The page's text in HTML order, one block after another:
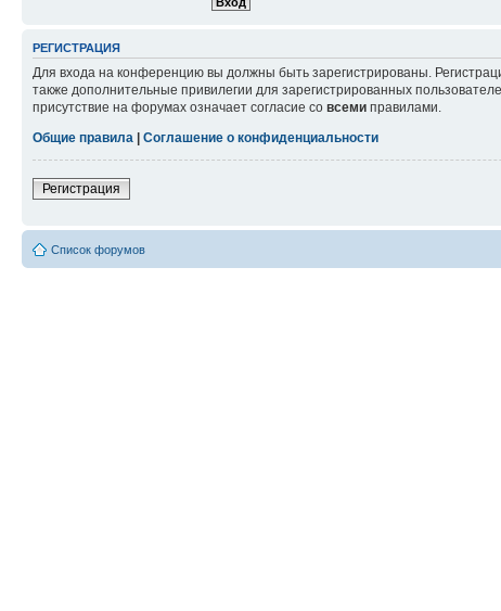
РЕГИСТРАЦИЯ
Для входа на конференцию вы должны быть зарегистрированы.
также дополнительные привилегии для зарегистрированных
присутствие на форумах означает согласие со всеми правилами.
Общие правила
Соглашение о конфиденциальности
Регистрация
Список форумов